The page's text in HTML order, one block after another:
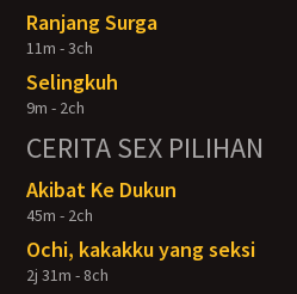
Ranjang Surga
11m - 3ch
Selingkuh
9m - 2ch
CERITA SEX PILIHAN
Akibat Ke Dukun
45m - 2ch
Ochi, kakakku yang seksi
2j 31m - 8ch